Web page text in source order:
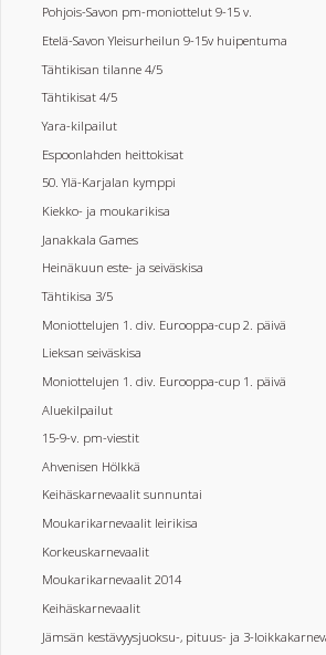
Pohjois-Savon pm-moniottelut 9-15 v.
Etelä-Savon Yleisurheilun 9-15v huipentuma
Tähtikisan tilanne 4/5
Tähtikisat 4/5
Yara-kilpailut
Espoonlahden heittokisat
50. Ylä-Karjalan kymppi
Kiekko- ja moukarikisa
Janakkala Games
Heinäkuun este- ja seiväskisa
Tähtikisa 3/5
Moniottelujen 1. div. Eurooppa-cup 2. päivä
Lieksan seiväskisa
Moniottelujen 1. div. Eurooppa-cup 1. päivä
Aluekilpailut
15-9-v. pm-viestit
Ahvenisen Hölkkä
Keihäskarnevaalit sunnuntai
Moukarikarnevaalit leirikisa
Korkeuskarnevaalit
Moukarikarnevaalit 2014
Keihäskarnevaalit
Jämsän kestävyysjuoksu-, pituus- ja 3-